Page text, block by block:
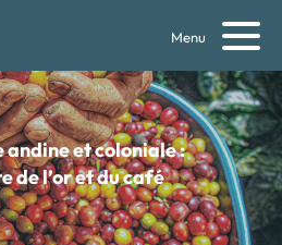
Menu
andine et coloniale:
de l’or et du café